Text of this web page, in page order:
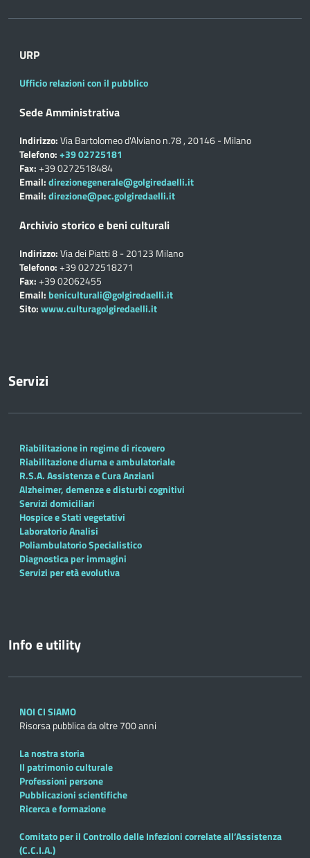
URP
Ufficio relazioni con il pubblico
Sede Amministrativa
Indirizzo:Via Bartolomeo d'Alviano n.78 , 20146 - Milano
Telefono:+39 02725181
Fax:+39 0272518484
Email:direzionegenerale@golgiredaelli.it
Email:direzione@pec.golgiredaelli.it
Archivio storico e beni culturali
Indirizzo:Via dei Piatti 8 - 20123 Milano
Telefono:+39 0272518271
Fax:+39 02062455
Email: beniculturali@golgiredaelli.it
Sito:www.culturagolgiredaelli.it
Servizi
Riabilitazione in regime di ricovero
Riabilitazione diurna e ambulatoriale
R.S.A. Assistenza e Cura Anziani
Alzheimer, demenze e disturbi cognitivi
Servizi domiciliari
Hospice e Stati vegetativi
Laboratorio Analisi
Poliambulatorio Specialistico
Diagnostica per immagini
Servizi per età evolutiva
Info e utility
NOI CI SIAMO
Risorsa pubblica da oltre 700 anni
La nostra storia
Il patrimonio culturale
Professioni persone
Pubblicazioni scientifiche
Ricerca e formazione
Comitato per il Controllo delle Infezioni correlate all’Assistenza
(C.C.I.A.)